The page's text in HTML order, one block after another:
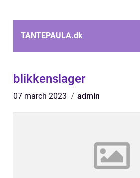
TANTEPAULA.dk
blikkenslager
07 march 2023 admin